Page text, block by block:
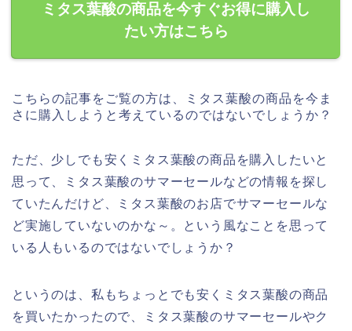
ミタス葉酸の商品を今すぐお得に購入し
たい方はこちら
こちらの記事をご覧の方は、ミタス葉酸の商品を今ま
さに購入しようと考えているのではないでしょうか？
ただ、少しでも安くミタス葉酸の商品を購入したいと
思って、ミタス葉酸のサマーセールなどの情報を探し
ていたんだけど、ミタス葉酸のお店でサマーセールな
ど実施していないのかな～。という風なことを思って
いる人もいるのではないでしょうか？
というのは、私もちょっとでも安くミタス葉酸の商品
を買いたかったので、ミタス葉酸のサマーセールやク